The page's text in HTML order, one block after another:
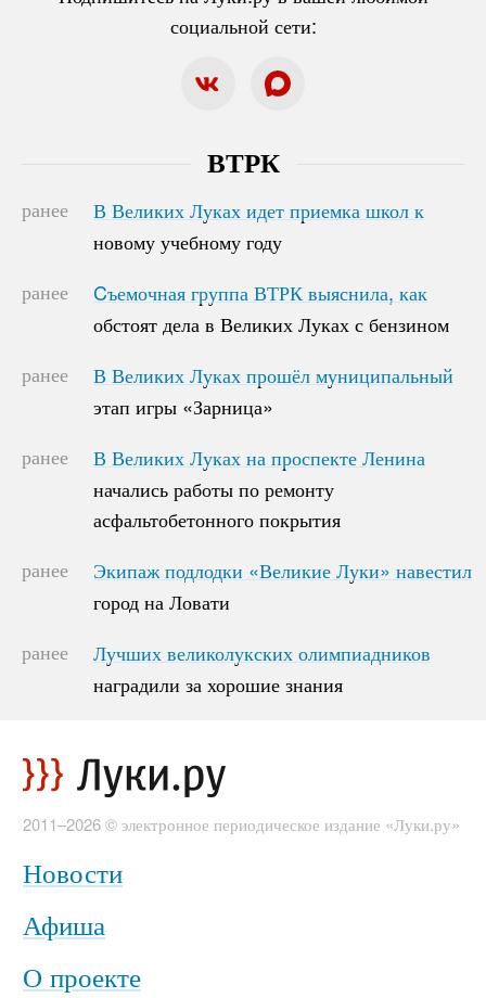
социальной сети:
ВТРК
ранее
В Великих Луках идет приемка школ к
новому учебному году
В Великих Луках идет приемка школ к
новому учебному году
ранее
Cъемочная группа ВТРК выяснила, как
обстоят дела в Великих Луках с бензином
Cъемочная группа ВТРК выяснила, как
обстоят дела в Великих Луках с бензином
ранее
В Великих Луках прошёл муниципальный
этап игры «Зарница»
В Великих Луках прошёл муниципальный
этап игры «Зарница»
ранее
В Великих Луках на проспекте Ленина
начались работы по ремонту
асфальтобетонного покрытия
В Великих Луках на проспекте Ленина
начались работы по ремонту
асфальтобетонного покрытия
ранее
Экипаж подлодки «Великие Луки» навестил
город на Ловати
Экипаж подлодки «Великие Луки» навестил
город на Ловати
ранее
Лучших великолукских олимпиадников
наградили за хорошие знания
Лучших великолукских олимпиадников
наградили за хорошие знания
2011–2026 © электронное периодическое издание «Луки.ру»
Новости
Афиша
О проекте